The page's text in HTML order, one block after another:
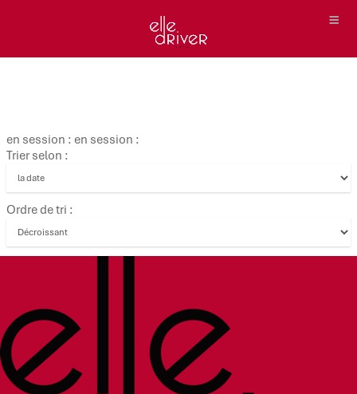
en session : en session :
Trier selon :
Ordre de tri :